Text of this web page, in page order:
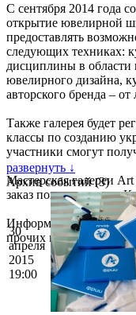
С сентября 2014 года
открытие ювелирной
предоставлять
следующих техниках:
дисциплины в области
ювелирного дизайна,
авторского бренда –
Также галерея будет
классы по созданию
участники смогут
Мастерская галереи
заказ пока только в г.
Информация о
прочих мероприятиях
развернуть ↓
Архив событий (3)
30
апреля
2015
19:00